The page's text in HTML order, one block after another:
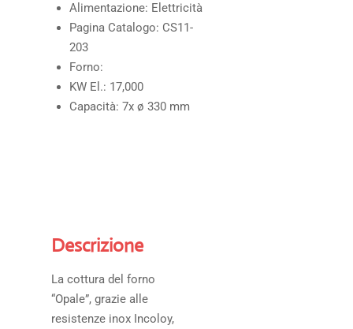
Alimentazione: Elettricità
Pagina Catalogo: CS11-
203
Forno:
KW El.: 17,000
Capacità: 7x ø 330 mm
Descrizione
La cottura del forno
“Opale”, grazie alle
resistenze inox Incoloy,